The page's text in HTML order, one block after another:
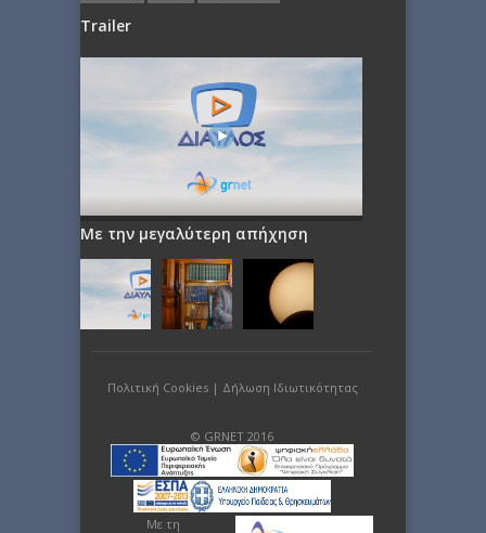
Trailer
Με την μεγαλύτερη απήχηση
Πολιτική Cookies| Δήλωση Ιδιωτικότητας
© GRNET 2016
Με τη